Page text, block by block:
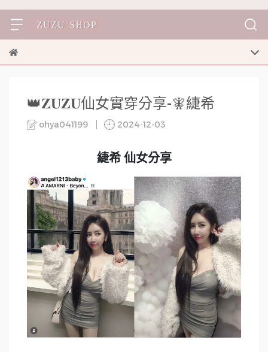
👑𝐙𝐔𝐙𝐔仙女實穿分享-🧚緁希
ohya041199 2024-12-03
緁希 仙女分享